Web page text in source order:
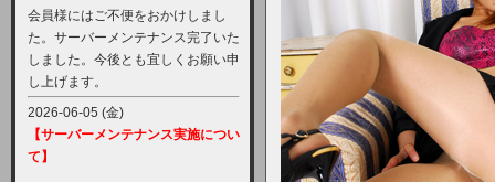
会員様にはご不便をおかけしまし
た。サーバーメンテナンス完了いた
しました。今後とも宜しくお願い申
し上げます。
2026-06-05 (金)
【サーバーメンテナンス実施につい
て】